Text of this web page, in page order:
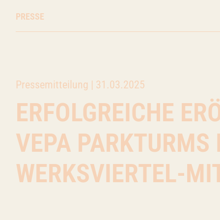
PRESSE
Pressemitteilung | 31.03.2025
ERFOLGREICHE
VEPA PARKTURMS
WERKSVIERTEL-